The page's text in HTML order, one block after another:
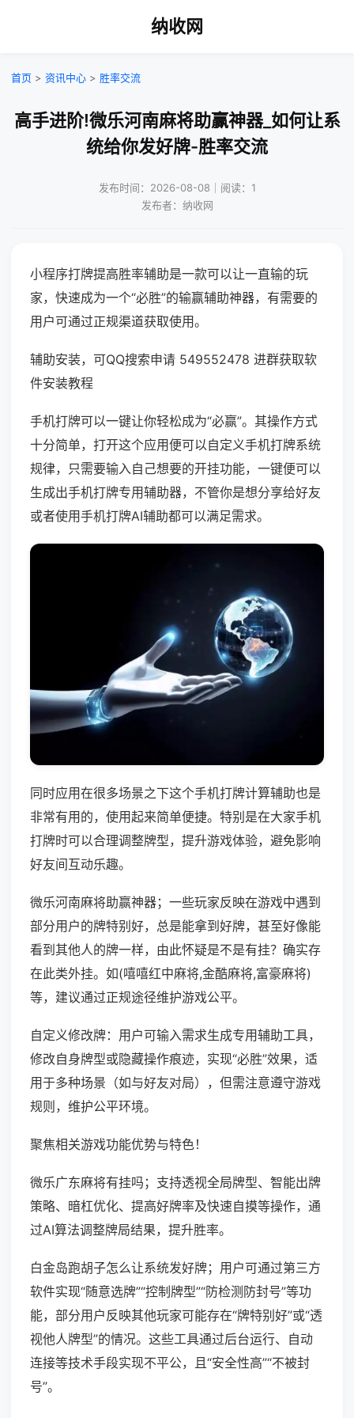
纳收网
首页 > 资讯中心 > 胜率交流
高手进阶!微乐河南麻将助赢神器_如何让系
统给你发好牌-胜率交流
发布时间：2026-08-08｜阅读：1
发布者：纳收网
小程序打牌提高胜率辅助是一款可以让一直输的玩
家，快速成为一个“必胜”的输赢辅助神器，有需要的
用户可通过正规渠道获取使用。
辅助安装，可QQ搜索申请 549552478 进群获取软
件安装教程
手机打牌可以一键让你轻松成为“必赢”。其操作方式
十分简单，打开这个应用便可以自定义手机打牌系统
规律，只需要输入自己想要的开挂功能，一键便可以
生成出手机打牌专用辅助器，不管你是想分享给好友
或者使用手机打牌AI辅助都可以满足需求。
同时应用在很多场景之下这个手机打牌计算辅助也是
非常有用的，使用起来简单便捷。特别是在大家手机
打牌时可以合理调整牌型，提升游戏体验，避免影响
好友间互动乐趣。
微乐河南麻将助赢神器；一些玩家反映在游戏中遇到
部分用户的牌特别好，总是能拿到好牌，甚至好像能
看到其他人的牌一样，由此怀疑是不是有挂？确实存
在此类外挂。如(嘻嘻红中麻将,金酷麻将,富豪麻将)
等，建议通过正规途径维护游戏公平。
自定义修改牌：用户可输入需求生成专用辅助工具，
修改自身牌型或隐藏操作痕迹，实现“必胜”效果，适
用于多种场景（如与好友对局），但需注意遵守游戏
规则，维护公平环境。
聚焦相关游戏功能优势与特色！
微乐广东麻将有挂吗；支持透视全局牌型、智能出牌
策略、暗杠优化、提高好牌率及快速自摸等操作，通
过AI算法调整牌局结果，提升胜率。
白金岛跑胡子怎么让系统发好牌；用户可通过第三方
软件实现“随意选牌”“控制牌型”“防检测防封号”等功
能，部分用户反映其他玩家可能存在“牌特别好”或“透
视他人牌型”的情况。这些工具通过后台运行、自动
连接等技术手段实现不平公，且“安全性高”“不被封
号”。